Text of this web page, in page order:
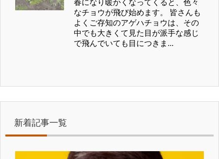
春になり暖かくなってくると、色々
なチョウが飛び始めます。 皆さんも
よくご存知のアゲハチョウは、その
中でも大きくて見た目が派手な感じ
で飛んでいても目につきま...
新着記事一覧